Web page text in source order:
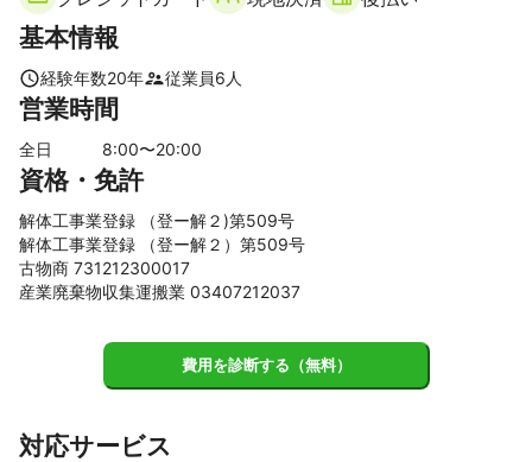
福山市 尾道市 府中市 神石高原町 三原市
竹原市
庄原市
基本情報
経験年数20年 従業員6 人
営業時間
全日 8:00〜20:00
資格・免許
解体工事業登録 （登ー解２)第509号
解体工事業登録 （登ー解２）第509号
古物商 731212300017
産業廃棄物収集運搬業 03407212037
費用を診断する（無料）
対応サービス